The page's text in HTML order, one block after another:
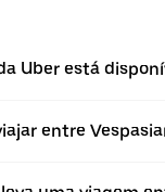
Uber está
entre